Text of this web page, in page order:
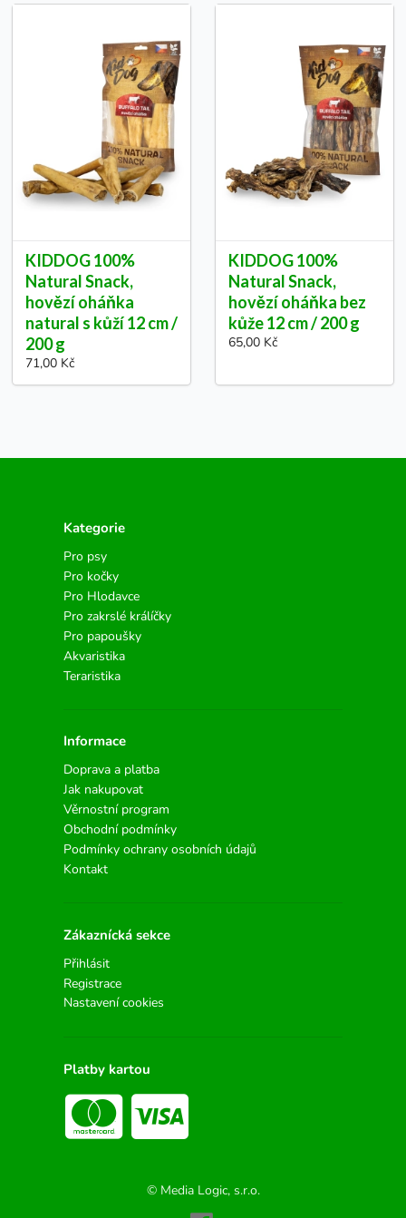
KIDDOG 100%
Natural Snack,
hovězí oháňka
natural s kůží 12 cm /
200 g
71,00 Kč
KIDDOG 100%
Natural Snack,
hovězí oháňka bez
kůže 12 cm / 200 g
65,00 Kč
Kategorie
Pro psy
Pro kočky
Pro Hlodavce
Pro zakrslé králíčky
Pro papoušky
Akvaristika
Teraristika
Informace
Doprava a platba
Jak nakupovat
Věrnostní program
Obchodní podmínky
Podmínky ochrany osobních údajů
Kontakt
Zákaznícká sekce
Přihlásit
Registrace
Nastavení cookies
Platby kartou
© Media Logic, s.r.o.